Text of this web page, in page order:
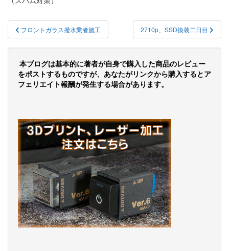
投
稿
ナ
ビ
シ
ョ
ン
フロントガラス撥水業者施工 2710p、SSD換装二日目
本ブログは基本的に著者が自身で購入した商品のレビュー
をポストするものですが、あなたがリンクから購入するとア
フェリエイト報酬が発生する場合があります。